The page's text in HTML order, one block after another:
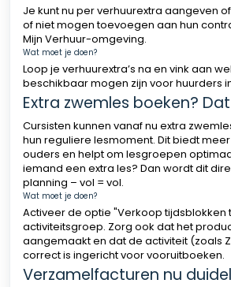
Je kunt nu per verhuurextra aangeven
of niet mogen toevoegen aan hun
Mijn Verhuur-omgeving.
Wat moet je doen?
Loop je verhuurextra’s na en vink aan
beschikbaar mogen zijn voor huurders
Extra zwemles boeken?
Cursisten kunnen vanaf nu extra
hun reguliere lesmoment. Dit biedt
ouders en helpt om lesgroepen
iemand een extra les? Dan wordt dit
planning – vol = vol.
Wat moet je doen?
Activeer de optie "Verkoop tijdsblokken
activiteitsgroep. Zorg ook dat het
aangemaakt en dat de activiteit (zoals
correct is ingericht voor vooruitboeken.
Verzamelfacturen nu